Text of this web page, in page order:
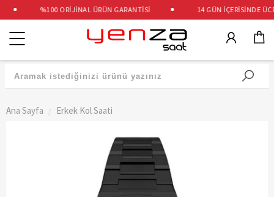
%100 ORİJİNAL ÜRÜN GARANTİSİ 14 GÜN İÇERİSİNDE
Kategoriler
Ana Sayfa Erkek Kol Saati